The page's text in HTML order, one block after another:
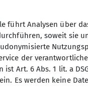
führt Analysen über
soweit sie
der
ist Art. 6 Abs. 1 lit. a
Es werden keine